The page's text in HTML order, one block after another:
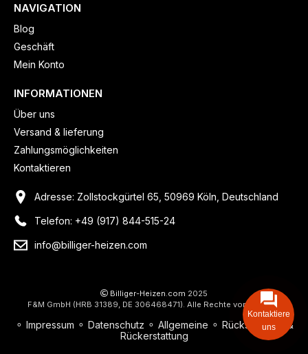
NAVIGATION
Blog
Geschäft
Mein Konto
INFORMATIONEN
Über uns
Versand & lieferung
Zahlungsmöglichkeiten
Kontaktieren
Adresse: Zollstockgürtel 65, 50969 Köln, Deutschland
Telefon: +49 (917) 844-515-24
info@billiger-heizen.com
Billiger-Heizen.com 2025
F&M GmbH (HRB 31389, DE 306468471). Alle Rechte vorbehalten.
⚬ Impressum ⚬ Datenschutz ⚬ Allgemeine ⚬ Rücksendung &
Rückerstattung
Kontaktiere
uns